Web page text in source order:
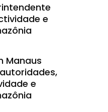
e
Manaus
e